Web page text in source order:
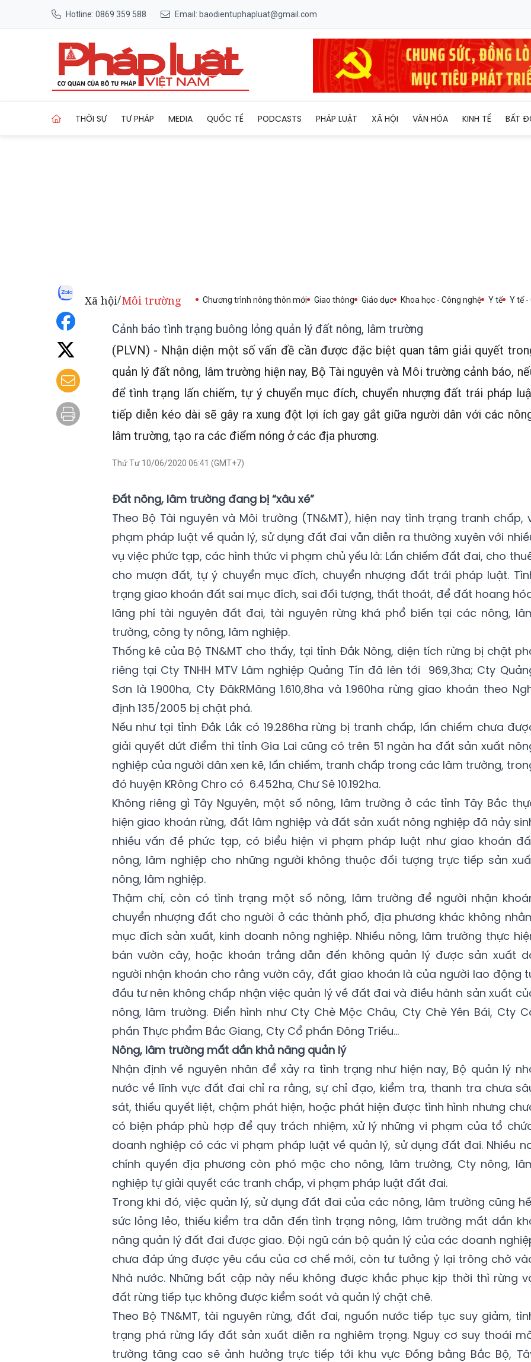
Hotline: 0869 359 588 Email: baodientuphapluat@gmail.com
THỜI SỰ TƯ PHÁP MEDIA QUỐC TẾ PODCASTS PHÁP LUẬT XÃ HỘI VĂN HÓA KINH TẾ BẤT
Xã hội/Môi trường Chương trình nông thôn mới Giao thông Giáo dục Khoa học - Công nghệ Y tế Y tế -
Cảnh báo tình trạng buông lỏng quản lý đất nông, lâm trường
(PLVN) - Nhận diện một số vấn đề cần được đặc biệt quan tâm giải quyết
quản lý đất nông, lâm trường hiện nay, Bộ Tài nguyên và Môi trường cảnh báo,
để tình trạng lấn chiếm, tự ý chuyển mục đích, chuyển nhượng đất trái pháp
tiếp diễn kéo dài sẽ gây ra xung đột lợi ích gay gắt giữa người dân với các
lâm trường, tạo ra các điểm nóng ở các địa phương.
Thứ Tư 10/06/2020 06:41 (GMT+7)
Đất nông, lâm trường đang bị “xâu xé”
Theo Bộ Tài nguyên và Môi trường (TN&MT), hiện nay tình trạng tranh chấp,
phạm pháp luật về quản lý, sử dụng đất đai vẫn diễn ra thường xuyên với
vụ việc phức tạp, các hình thức vi phạm chủ yếu là: Lấn chiếm đất đai, cho
cho mượn đất, tự ý chuyển mục đích, chuyển nhượng đất trái pháp luật.
trạng giao khoán đất sai mục đích, sai đối tượng, thất thoát, để đất hoang
lãng phí tài nguyên đất đai, tài nguyên rừng khá phổ biến tại các nông,
trường, công ty nông, lâm nghiệp.
Thống kê của Bộ TN&MT cho thấy, tại tỉnh Đắk Nông, diện tích rừng bị chặt
riêng tại Cty TNHH MTV Lâm nghiệp Quảng Tín đã lên tới 969,3ha; Cty
Sơn là 1.900ha, Cty ĐăkRMăng 1.610,8ha và 1.960ha rừng giao khoán theo
định 135/2005 bị chặt phá.
Nếu như tại tỉnh Đắk Lắk có 19.286ha rừng bị tranh chấp, lấn chiếm chưa
giải quyết dứt điểm thì tỉnh Gia Lai cũng có trên 51 ngàn ha đất sản xuất
nghiệp của người dân xen kẽ, lấn chiếm, tranh chấp trong các lâm trường,
đó huyện KRông Chro có 6.452ha, Chư Sê 10.192ha.
Không riêng gì Tây Nguyên, một số nông, lâm trường ở các tỉnh Tây Bắc
hiện giao khoán rừng, đất lâm nghiệp và đất sản xuất nông nghiệp đã nảy
nhiều vấn đề phức tạp, có biểu hiện vi phạm pháp luật như giao khoán
nông, lâm nghiệp cho những người không thuộc đối tượng trực tiếp sản
nông, lâm nghiệp.
Thậm chí, còn có tình trạng một số nông, lâm trường để người nhận
chuyển nhượng đất cho người ở các thành phố, địa phương khác không
mục đích sản xuất, kinh doanh nông nghiệp. Nhiều nông, lâm trường thực
bán vườn cây, hoặc khoán trắng dẫn đến không quản lý được sản xuất
người nhận khoán cho rằng vườn cây, đất giao khoán là của người lao động
đầu tư nên không chấp nhận việc quản lý về đất đai và điều hành sản xuất
nông, lâm trường. Điển hình như Cty Chè Mộc Châu, Cty Chè Yên Bái, Cty
phần Thực phẩm Bắc Giang, Cty Cổ phần Đông Triều…
Nông, lâm trường mất dần khả năng quản lý
Nhận định về nguyên nhân để xảy ra tình trạng như hiện nay, Bộ quản lý
nước về lĩnh vực đất đai chỉ ra rằng, sự chỉ đạo, kiểm tra, thanh tra chưa
sát, thiếu quyết liệt, chậm phát hiện, hoặc phát hiện được tình hình nhưng
có biện pháp phù hợp để quy trách nhiệm, xử lý những vi phạm của tổ
doanh nghiệp có các vi phạm pháp luật về quản lý, sử dụng đất đai. Nhiều
chính quyền địa phương còn phó mặc cho nông, lâm trường, Cty nông,
nghiệp tự giải quyết các tranh chấp, vi phạm pháp luật đất đai.
Trong khi đó, việc quản lý, sử dụng đất đai của các nông, lâm trường cũng
sức lỏng lẻo, thiếu kiểm tra dẫn đến tình trạng nông, lâm trường mất dần
năng quản lý đất đai được giao. Đội ngũ cán bộ quản lý của các doanh
chưa đáp ứng được yêu cầu của cơ chế mới, còn tư tưởng ỷ lại trông chờ
Nhà nước. Những bất cập này nếu không được khắc phục kịp thời thì rừng
đất rừng tiếp tục không được kiểm soát và quản lý chặt chẽ.
Theo Bộ TN&MT, tài nguyên rừng, đất đai, nguồn nước tiếp tục suy giảm,
trạng phá rừng lấy đất sản xuất diễn ra nghiêm trọng. Nguy cơ suy thoái
trường tăng cao sẽ ảnh hưởng trực tiếp tới khu vực Đồng bằng Bắc Bộ,